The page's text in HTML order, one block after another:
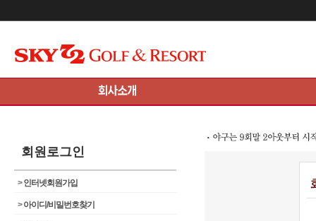
회원로그인
>인터넷회원가입
>아이디/비밀번호찾기